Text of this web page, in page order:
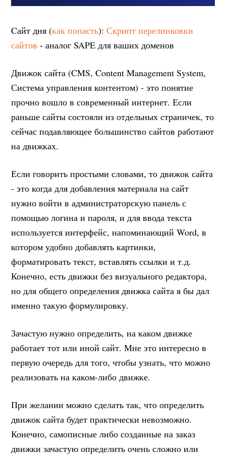
Cайт дня (как попасть):Скрипт перелинковки
сайтов - аналог SAPE для ваших доменов
Движок сайта (CMS, Content Management System,
Система управления контентом) - это понятие
прочно вошло в современный интернет. Если
раньше сайты состояли из отдельных страничек, то
сейчас подавляющее большинство сайтов работают
на движках.
Если говорить простыми словами, то движок сайта
- это когда для добавления материала на сайт
нужно войти в администраторскую панель с
помощью логина и пароля, и для ввода текста
используется интерфейс, напоминающий Word, в
котором удобно добавлять картинки,
форматировать текст, вставлять ссылки и т.д.
Конечно, есть движки без визуального редактора,
но для общего определения движка сайта я бы дал
именно такую формулировку.
Зачастую нужно определить, на каком движке
работает тот или иной сайт. Мне это интересно в
первую очередь для того, чтобы узнать, что можно
реализовать на каком-либо движке.
При желании можно сделать так, что определить
движок сайта будет практически невозможно.
Конечно, самописные либо созданные на заказ
движки зачастую определить очень сложно или